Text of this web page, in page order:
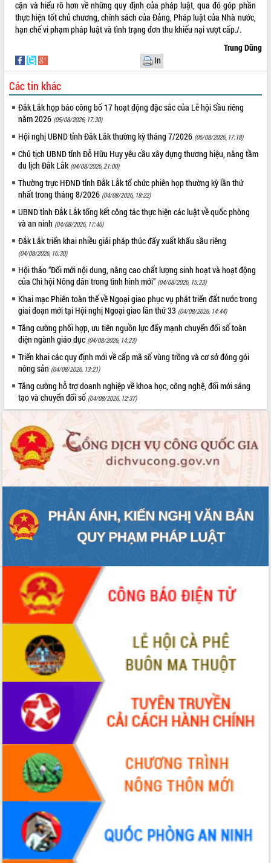
THỐNG KÊ TRUY CẬP
Tất cả: 65990619
cận và hiểu rõ hơn về những quy định của pháp luật, qua đó góp phần
thực hiện tốt chủ chương, chính sách của Đảng, Pháp luật của Nhà nước,
hạn chế vi phạm pháp luật và tình trạng đơn thu khiếu nại vượt cấp./.
Trung Dũng
In
Các tin khác
Đắk Lắk họp báo công bố 17 hoạt động đặc sắc của Lễ hội Sầu riêng
năm 2026 (05/08/2026, 17:30)
Hội nghị UBND tỉnh Đắk Lắk thường kỳ tháng 7/2026 (05/08/2026, 17:18)
Chủ tịch UBND tỉnh Đỗ Hữu Huy yêu cầu xây dựng thương hiệu, nâng tầm
du lịch Đắk Lắk (04/08/2026, 21:00)
Thường trực HĐND tỉnh Đắk Lắk tổ chức phiên họp thường kỳ lần thứ
nhất trong tháng 8/2026 (04/08/2026, 18:22)
UBND tỉnh Đắk Lắk tổng kết công tác thực hiện các luật về quốc phòng
và an ninh (04/08/2026, 17:46)
Đắk Lắk triển khai nhiều giải pháp thúc đẩy xuất khẩu sầu riêng
(04/08/2026, 16:30)
Hội thảo “Đổi mới nội dung, nâng cao chất lượng sinh hoạt và hoạt động
của Chi hội Nông dân trong tình hình mới” (04/08/2026, 15:23)
Khai mạc Phiên toàn thể về Ngoại giao phục vụ phát triển đất nước trong
giai đoạn mới tại Hội nghị Ngoại giao lần thứ 33 (04/08/2026, 14:44)
Tăng cường phối hợp, ưu tiên nguồn lực đẩy mạnh chuyển đổi số toàn
diện ngành giáo dục (04/08/2026, 14:23)
Triển khai các quy định mới về cấp mã số vùng trồng và cơ sở đóng gói
nông sản (04/08/2026, 13:21)
Tăng cường hỗ trợ doanh nghiệp về khoa học, công nghệ, đổi mới sáng
tạo và chuyển đổi số (04/08/2026, 12:37)